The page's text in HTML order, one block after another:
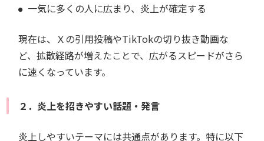
一気に多くの人に広まり、炎上が確定する
現在は、Ｘの引用投稿やTikTokの切り抜き動画な
ど、拡散経路が増えたことで、広がるスピードがさら
に速くなっています。
２．炎上を招きやすい話題・発言
炎上しやすいテーマには共通点があります。特に以下